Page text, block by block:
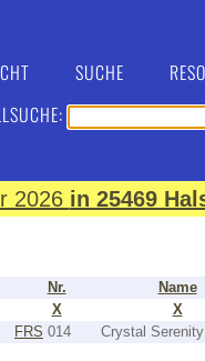
SUCHE
2026 in 25469
Nr. Name
X
X
FRS 014 Crystal Serenity